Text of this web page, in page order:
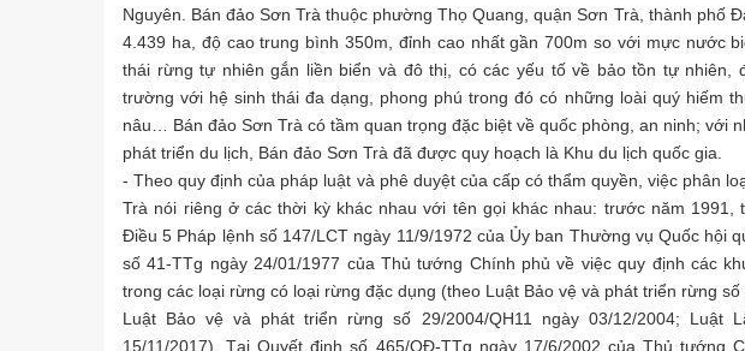
Nguyên. Bán đảo Sơn Trà thuộc phường Thọ Quang, quận Sơn Trà, thành phố
4.439 ha, độ cao trung bình 350m, đỉnh cao nhất gần 700m so với mực nước
thái rừng tự nhiên gắn liền biển và đô thị, có các yếu tố về bảo tồn tự nhiên,
trường với hệ sinh thái đa dạng, phong phú trong đó có những loài quý hiếm
nâu… Bán đảo Sơn Trà có tầm quan trọng đặc biệt về quốc phòng, an ninh; với
phát triển du lịch, Bán đảo Sơn Trà đã được quy hoạch là Khu du lịch quốc gia.
- Theo quy định của pháp luật và phê duyệt của cấp có thẩm quyền, việc phân
Trà nói riêng ở các thời kỳ khác nhau với tên gọi khác nhau: trước năm 1991,
Điều 5 Pháp lệnh số 147/LCT ngày 11/9/1972 của Ủy ban Thường vụ Quốc hội
số 41-TTg ngày 24/01/1977 của Thủ tướng Chính phủ về việc quy định các
trong các loại rừng có loại rừng đặc dụng (theo Luật Bảo vệ và phát triển rừng
Luật Bảo vệ và phát triển rừng số 29/2004/QH11 ngày 03/12/2004; Luật
15/11/2017). Tại Quyết định số 465/QĐ-TTg ngày 17/6/2002 của Thủ tướng